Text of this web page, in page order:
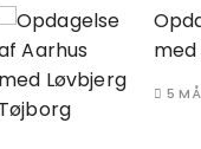
med
5